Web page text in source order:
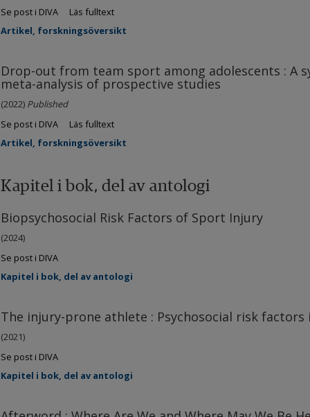
Se post i DIVA
Läs fulltext
Artikel, forskningsöversikt
Drop-out from team sport among adolescents : A
meta-analysis of prospective studies
(2022) Published
Se post i DIVA
Läs fulltext
Artikel, forskningsöversikt
Kapitel i bok, del av antologi
Biopsychosocial Risk Factors of Sport Injury
(2024)
Se post i DIVA
Kapitel i bok, del av antologi
The injury-prone athlete : Psychosocial risk
(2021)
Se post i DIVA
Kapitel i bok, del av antologi